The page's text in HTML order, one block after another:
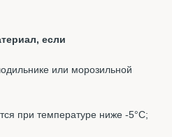
если
или морозильной
при температуре ниже -5°С;